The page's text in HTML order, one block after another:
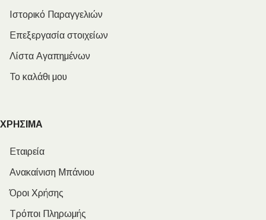
Ιστορικό Παραγγελιών
Επεξεργασία στοιχείων
Λίστα Αγαπημένων
Το καλάθι μου
ΧΡΗΣΙΜΑ
Εταιρεία
Ανακαίνιση Μπάνιου
Όροι Χρήσης
Τρόποι Πληρωμής